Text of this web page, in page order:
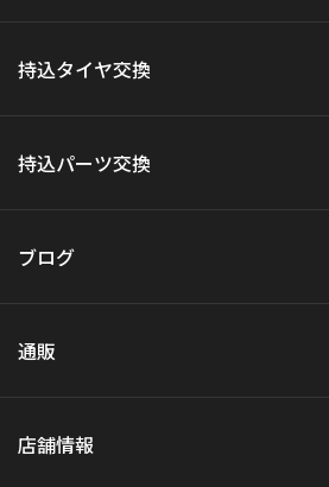
持込タイヤ交換
持込パーツ交換
ブログ
通販
店舗情報